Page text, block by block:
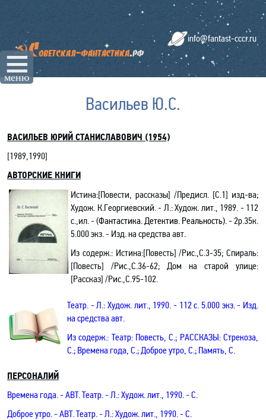
☰
меню
info@fantast-cccr.ru
Васильев Ю.С.
ВАСИЛЬЕВ ЮРИЙ СТАНИСЛАВОВИЧ (1954)
[1989,1990]
АВТОРСКИЕ КНИГИ
Истина:[Повести, рассказы] /Предисл. [С.1] изд-ва;
Худож. К.Георгиевский. - Л.: Худож. лит., 1989. - 112
с.,ил. - (Фантастика. Детектив. Реальность).- 2р.35к.
5.000 экз. - Изд. на средства авт.
Из содерж.: Истина:[Повесть] /Рис.,С.3-35; Спираль:
[Повесть] /Рис.,С.36-62; Дом на старой улице:
[Рассказ] /Рис.,С.95-102.
Театр. - Л.: Худож. лит., 1990. - 112 с. 5.000 экз. - Изд.
на средства авт.
Из содерж.: Театр: Повесть, С.; РАССКАЗЫ: Стрекоза,
С.; Времена года, С.; Доброе утро, С.; Память, С.
ПЕРСОНАЛИЙ
Времена года.- АВТ.Театр. - Л.: Худож. лит., 1990. - С.
Доброе утро.- АВТ.Театр. - Л.: Худож. лит., 1990. - С.